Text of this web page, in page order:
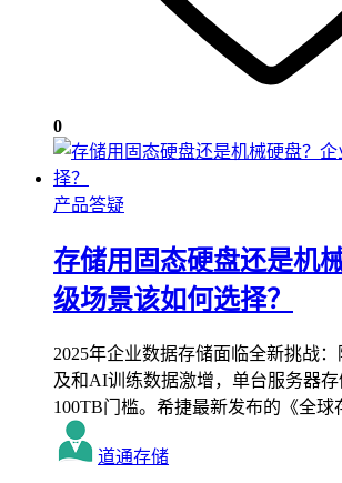
0
产品答疑
存储用固态硬盘还是机
级场景该如何选择？
2025年企业数据存储面临全新挑战
及和AI训练数据激增，单台服务器
100TB门槛。希捷最新发布的《全
道通存储